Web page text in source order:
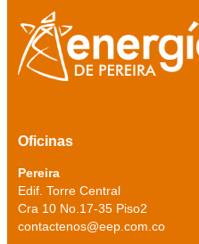
Oficinas
Pereira
Edif. Torre Central
Cra 10 No.17-35 Piso2
contactenos@eep.com.co